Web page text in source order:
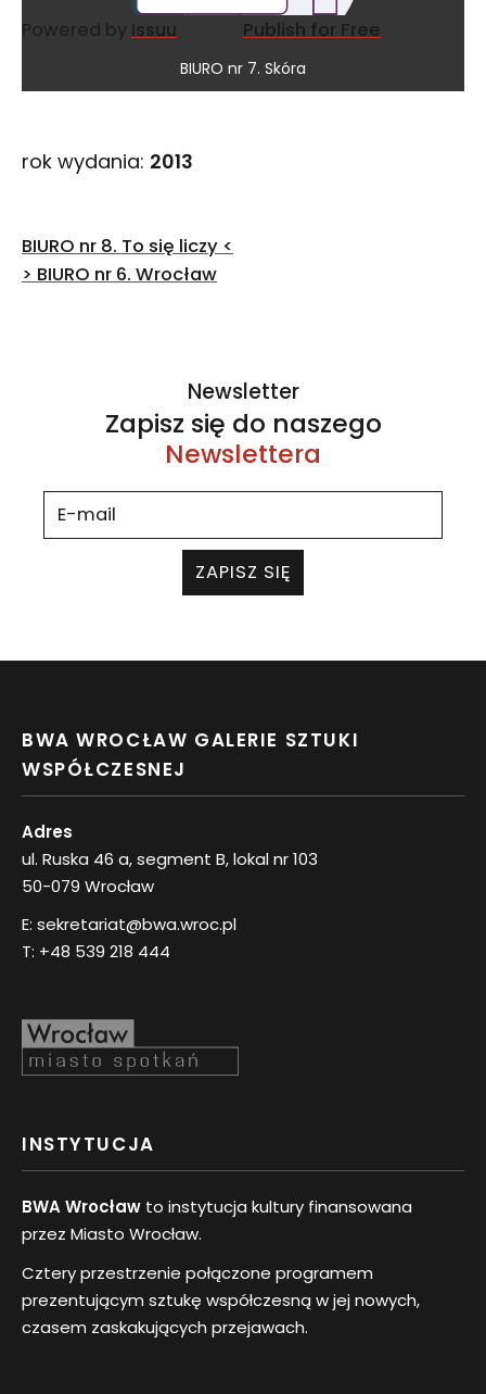
Powered by Issuu Publish for Free
BIURO nr 7. Skóra
rok wydania: 2013
Nawigacja
wpisu
BIURO nr 8. To się liczy <
> BIURO nr 6. Wrocław
Newsletter
Zapisz się do naszego
Newslettera
ZAPISZ SIĘ
BWA WROCŁAW GALERIE SZTUKI
WSPÓŁCZESNEJ
Adres
ul. Ruska 46 a, segment B, lokal nr 103
50-079 Wrocław
E: sekretariat@bwa.wroc.pl
T: +48 539 218 444
INSTYTUCJA
BWA Wrocław to instytucja kultury finansowana
przez Miasto Wrocław.
Cztery przestrzenie połączone programem
prezentującym sztukę współczesną w jej nowych,
czasem zaskakujących przejawach.